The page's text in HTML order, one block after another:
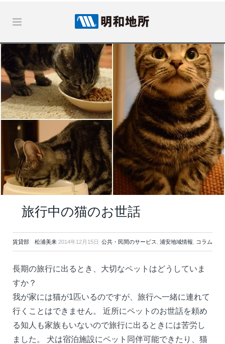
旅行中の猫のお世話
賃貸部 松浦美来 2014年12月15日 公共・民間のサービス 浦安地域情報 コラム
長期の旅行に出るとき、大切なペットはどうしていま
すか？
我が家には猫が1匹いるのですが、旅行へ一緒に連れて
行くことはできません。 近所にペットのお世話を頼め
る知人も家族もいないので旅行に出るときには苦労し
ました。 犬は宿泊施設にペット同伴可能できたり、猫